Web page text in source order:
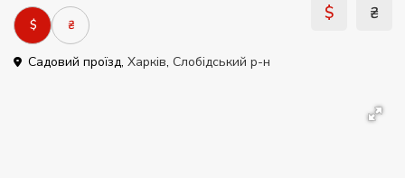
$ ₴
Садовий проїзд, Харків, Слобідський р-н
$ ₴